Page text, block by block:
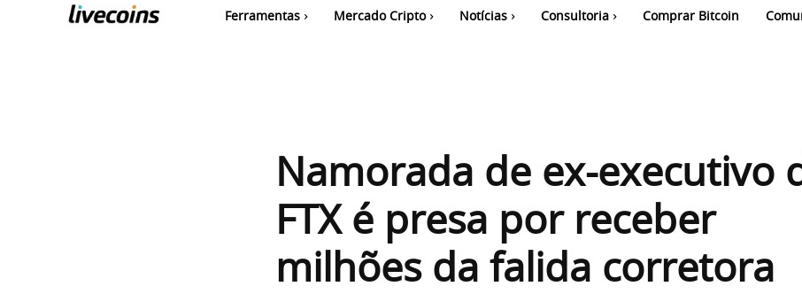
Ferramentas Mercado Cripto Notícias Consultoria Comprar Bitcoin
Namorada de ex-executivo
FTX é presa por receber
milhões da falida corretora